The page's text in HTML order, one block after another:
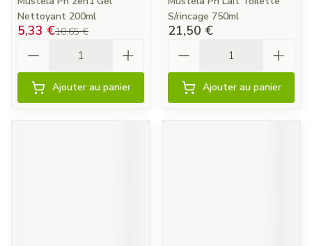
Nettoyant 200ml
10,65 €
5,33 €
Ajouter au panier
S/rincage 750ml
21,50 €
Ajouter au panier